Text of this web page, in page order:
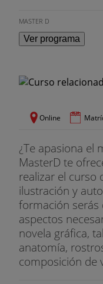
MASTER D
Ver programa
Online
¿Te apasiona el
MasterD te
realizar el curso
ilustración y
formación serás
aspectos
novela gráfica,
anatomía,
composición de